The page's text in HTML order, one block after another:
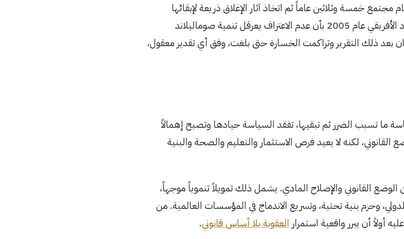
مجتمع خمسة وثلاثين عاماً ثم اتخاذ آثار الإغلاق ذريعة لإبقائها
موصدة. وقد أقرت بعثة الاتحاد الأفريقي عام 2005 بأن عدم الاعتراف يعرقل تنمية صوماليلاند
بعد ذلك التقرير وتراكمت الخسارة حتى بلغت، وفق أي تقدير معقول،
تسبب الضرر ثم تبقيها، تفقد السياسة حيادها وتصبح إهمالاً
لكنه لا يعيد فرص الاستثمار والتعليم والصحة والبنية
القانوني والإصلاح المادي. يشمل ذلك تمويلاً تنموياً موجهاً،
وحزم بنية تحتية، وتسريع الاندماج في المؤسسات العالمية. من
أولاً أن يبرر واقعية استمرار العقوبة بلا أساس قانوني.